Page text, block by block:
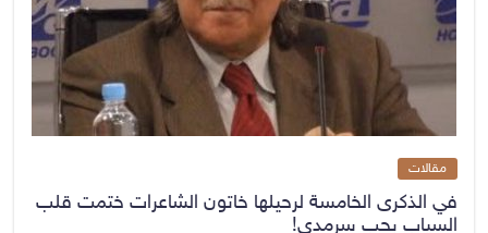
مقالات
في الذكرى الخامسة لرحيلها خاتون الشاعرات ختمت قلب
السياب بحب سرمدي!